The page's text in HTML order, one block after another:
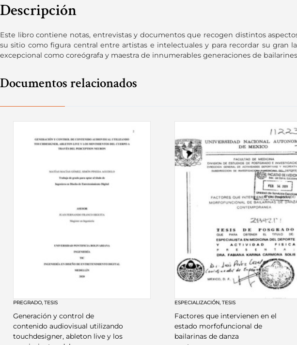
Descripción
Este libro contiene notas, entrevistas y documentos que recogen distintos
su sitio como figura central entre artistas e intelectuales y para recordar su
excepcional como coreógrafa y maestra de innumerables generaciones de
Documentos relacionados
PREGRADO, TESIS
Generación y control de
contenido audiovisual utilizando
touchdesigner, ableton live y los
ESPECIALIZACIÓN,TESIS
Factores que intervienen en el
estado morfofuncional de
bailarinas de danza